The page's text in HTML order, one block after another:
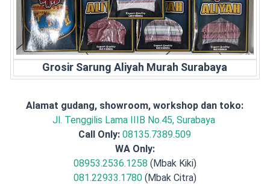
Grosir Sarung Aliyah Murah Surabaya
Alamat gudang, showroom, workshop dan toko:
Jl. Tenggilis Lama IIIB No.45, Surabaya
Call Only: 08135.7389.509
WA Only:
08953.2536.1258 (Mbak Kiki)
081.22933.1780(Mbak Citra)